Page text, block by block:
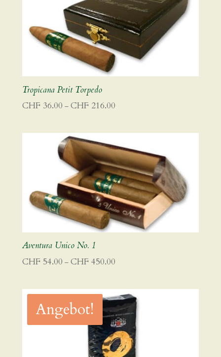
Tropicana Petit Torpedo
CHF 36.00 – CHF 216.00Preisspanne:
Aventura Unico No. 1
CHF 54.00 – CHF 450.00Preisspanne:
CHF 450.00
Angebot!